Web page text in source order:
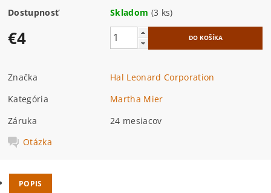
Dostupnosť Skladom (3 ks)
€4
Značka
Hal Leonard Corporation
Kategória
Martha Mier
Záruka
24 mesiacov
Otázka
POPIS